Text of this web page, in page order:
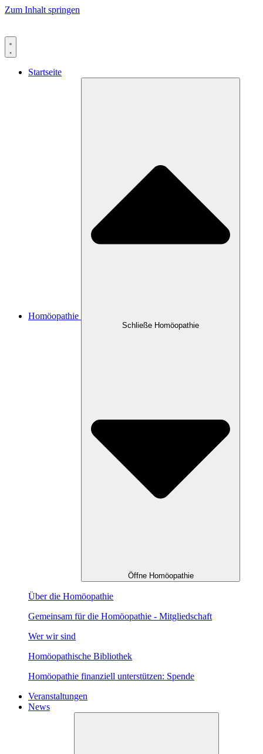
Zum Inhalt springen
Startseite
Homöopathie
Schließe Homöopathie
Öffne Homöopathie
Über die Homöopathie
Gemeinsam für die Homöopathie - Mitgliedschaft
Wer wir sind
Homöopathische Bibliothek
Homöopathie finanziell unterstützen: Spende
Veranstaltungen
News